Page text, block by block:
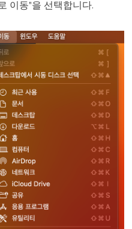
이동"을 선택합니다.